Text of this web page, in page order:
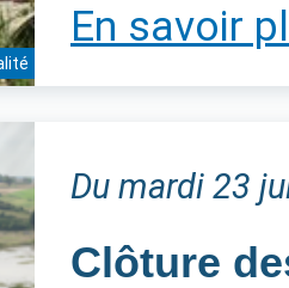
En savoir
Du mardi 23
Clôture